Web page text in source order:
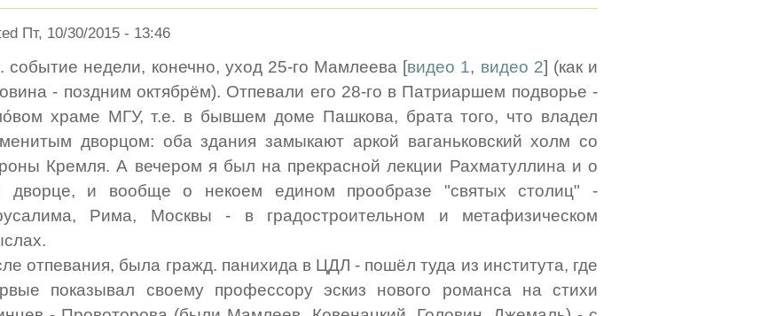
Пт, 10/30/2015 - 13:46
событие недели, конечно, уход 25-го Мамлеева [видео 1, видео 2] (как и
- поздним октябрём). Отпевали его 28-го в Патриаршем подворье -
храме МГУ, т.е. в бывшем доме Пашкова, брата того, что владел
дворцом: оба здания замыкают аркой ваганьковский холм со
Кремля. А вечером я был на прекрасной лекции Рахматуллина и о
дворце, и вообще о некоем едином прообразе "святых столиц" -
Рима, Москвы - в градостроительном и метафизическом
отпевания, была гражд. панихида в ЦДЛ - пошёл туда из института, где
показывал своему профессору эскиз нового романса на стихи